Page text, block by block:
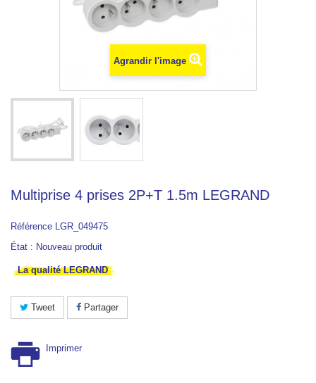
Agrandir l'image
Multiprise 4 prises 2P+T 1.5m LEGRAND
Référence LGR_049475
État : Nouveau produit
La qualité LEGRAND
Tweet Partager
Imprimer